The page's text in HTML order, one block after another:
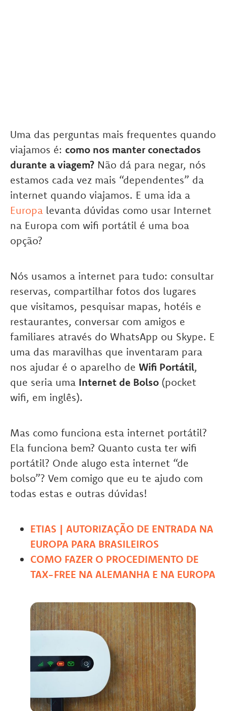
Uma das perguntas mais frequentes quando
viajamos é: como nos manter conectados
durante a viagem? Não dá para negar, nós
estamos cada vez mais “dependentes” da
internet quando viajamos. E uma ida a
Europa levanta dúvidas como usar Internet
na Europa com wifi portátil é uma boa
opção?
Nós usamos a internet para tudo: consultar
reservas, compartilhar fotos dos lugares
que visitamos, pesquisar mapas, hotéis e
restaurantes, conversar com amigos e
familiares através do WhatsApp ou Skype. E
uma das maravilhas que inventaram para
nos ajudar é o aparelho de Wifi Portátil,
que seria uma Internet de Bolso (pocket
wifi, em inglês).
Mas como funciona esta internet portátil?
Ela funciona bem? Quanto custa ter wifi
portátil? Onde alugo esta internet “de
bolso”? Vem comigo que eu te ajudo com
todas estas e outras dúvidas!
ETIAS | AUTORIZAÇÃO DE ENTRADA NA
EUROPA PARA BRASILEIROS
COMO FAZER O PROCEDIMENTO DE
TAX-FREE NA ALEMANHA E NA EUROPA